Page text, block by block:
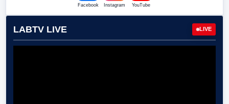
Facebook Instagram YouTube
LABTV LIVE LIVE